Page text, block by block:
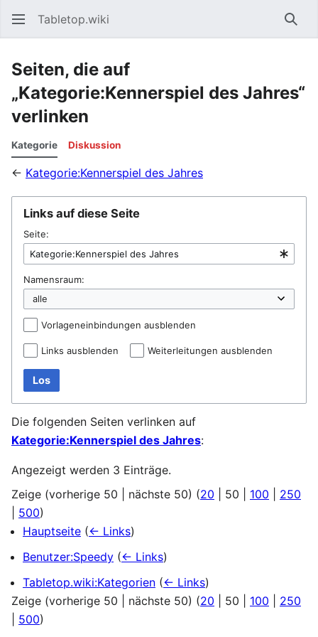
Tabletop.wiki
Seiten, die auf
„Kategorie:Kennerspiel des Jahres“
verlinken
Kategorie Diskussion
← Kategorie:Kennerspiel des Jahres
Links auf diese Seite
Seite:
Namensraum:
Vorlageneinbindungen ausblenden
Links ausblenden Weiterleitungen ausblenden
Los
Die folgenden Seiten verlinken auf
Kategorie:Kennerspiel des Jahres:
Angezeigt werden 3 Einträge.
Zeige (vorherige 50 nächste 50) (20 50 100
250
500)
Hauptseite (← Links)
Benutzer:Speedy (← Links)
Tabletop.wiki:Kategorien (← Links)
Zeige (vorherige 50 nächste 50) (20 50 100
250
500)